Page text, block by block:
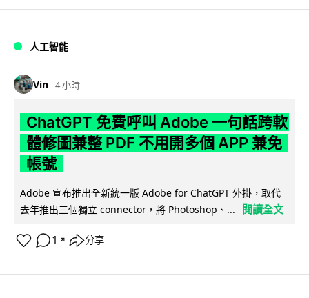
人工智能
Vin 4 小時
ChatGPT 免費呼叫 Adobe 一句話跨軟
體修圖兼整 PDF 不用開多個 APP 兼免
帳號
Adobe 宣布推出全新統一版 Adobe for ChatGPT 外掛，取代
去年推出三個獨立 connector，將 Photoshop、...
閱讀全文
1 ↗ 分享